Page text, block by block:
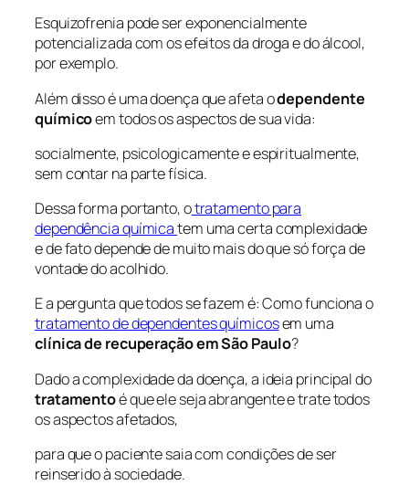
Esquizofrenia pode ser exponencialmente
potencializada com os efeitos da droga e do álcool,
por exemplo.
Além disso é uma doença que afeta odependente
químicoem todos os aspectos de sua vida:
socialmente, psicologicamente e espiritualmente,
sem contar na parte física.
Dessa forma portanto, otratamento para
dependência químicatem uma certa complexidade
e de fato depende de muito mais do que só força de
vontade do acolhido.
E a pergunta que todos se fazem é: Como funciona o
tratamento de dependentes químicosem uma
clínica de recuperação em São Paulo?
Dado a complexidade da doença, a ideia principal do
tratamentoé que ele seja abrangente e trate todos
os aspectos afetados,
para que o paciente saia com condições de ser
reinserido à sociedade.